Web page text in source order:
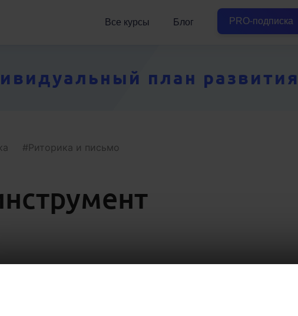
Все курсы Блог PRO-подписка
план
Риторика и письмо